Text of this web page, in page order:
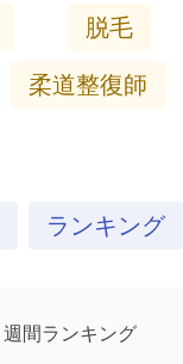
脱毛
柔道整復師
ランキング
週間ランキング